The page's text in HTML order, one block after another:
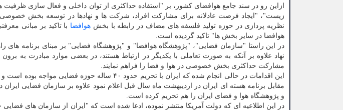
ازاین رو در سند جامع هوافضای کشور، بر "استفاده حداکثری از توان داخلی و فعال­ سازی
زیست"، "ایجاد فرصت عادلانه برای مشارکت افراد، شرکت­ ها و نهادها در توسعه بخش
نظریه­ پردازی در حوزه تولید فلسفه های مضاف در رابطه با بخش هوافضا با تاکید بر مبانی
هوافضا در سایر بخش­ ها" تاکید گردیده است.
نهاد علاوه بر آنکه به صورت تعاملی با یکدیگر در ارتباط هستند، در بعضی موارد مبادرت به
مشارکت حداکثری بخش خصوصی در هوا و فضا را فراهم نمایند.
این اقدامات در حالی انجام شده که ایران با تحریم حدود ۴۰ ساله حوزه فضایی مواجه بوده است و
مقابل برنامه هسته ای ایران در اردیبهشت ماه سال قبل اعلام نمود علاوه بر سازمان فضایی
و پژوهشگاه هوا و فضای ایران را هم تحریم کرده است.
در این اطلاعیه ای که دولت آمریکا منتشر نموده، ادعا شده است که "ایران از سازمان های فضایی